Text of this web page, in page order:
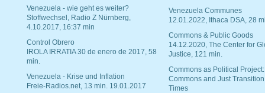
Venezuela - wie geht es weiter?
Stoffwechsel, Radio Z Nürnberg,
4.10.2017, 16:37 min
Control Obrero
IROLA IRRATIA 30 de enero de 2017, 58
min.
Venezuela - Krise und Inflation
Freie-Radios.net, 13 min. 19.01.2017
Venezuela Communes
12.01.2022, Ithaca DSA, 28
Commons & Public Goods
14.12.2020, The Center for
Justice, 121 min.
Commons as Political Project:
Commons and Just
Times